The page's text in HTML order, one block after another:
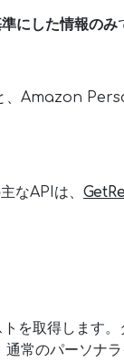
にした情報のみ
、Amazon
なAPIは、
を取得します
常のパーソナ